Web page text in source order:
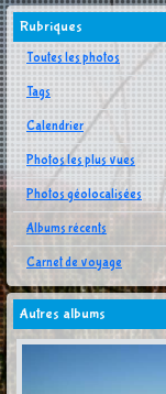
Rubriques
Toutes les photos
Tags
Calendrier
Photos les plus vues
Photos géolocalisées
Albums récents
Carnet de voyage
Autres albums